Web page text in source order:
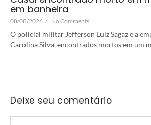
em banheira
08/08/2026 / No Comments
O policial militar Jefferson Luiz Sagaz e a
Carolina Silva, encontrados mortos em um
Deixe seu comentário